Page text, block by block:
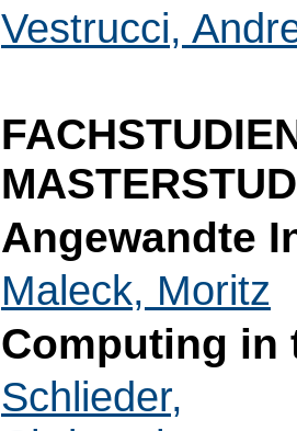
Vestrucci,
Angewandte
Maleck, Moritz
Computing in
Schlieder,